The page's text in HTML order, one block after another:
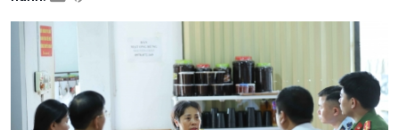
Giới thiệu
Thời sự 6h
Thời sự 12h
Thời sự 18h